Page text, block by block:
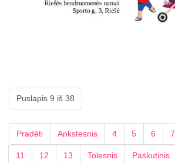
Puslapis 9 iš 38
Pradėti Ankstesnis 4 5 6 7
11 12 13 Tolesnis Paskutinis